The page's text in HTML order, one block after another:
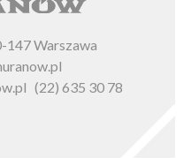
147 Warszawa
(22) 635 30 78